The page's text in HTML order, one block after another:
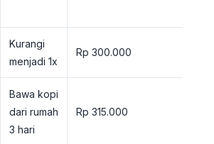
Kurangi
menjadi 1x
Rp 300.000
Bawa kopi
dari rumah
3 hari
Rp 315.000